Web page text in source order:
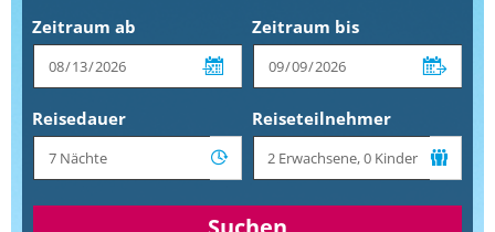
Zeitraum ab Zeitraum bis
Reisedauer Reiseteilnehmer